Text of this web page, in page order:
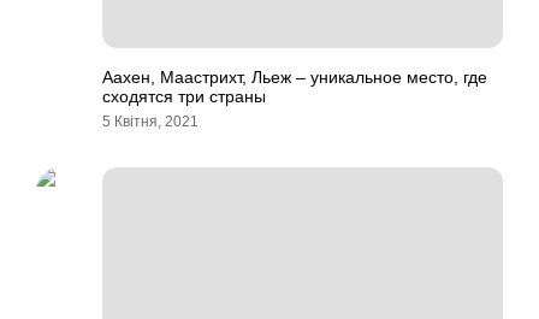
Аахен, Маастрихт, Льеж – уникальное место, где
сходятся три страны
5 Квітня, 2021